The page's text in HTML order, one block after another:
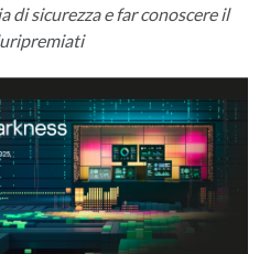
di sicurezza e far conoscere il